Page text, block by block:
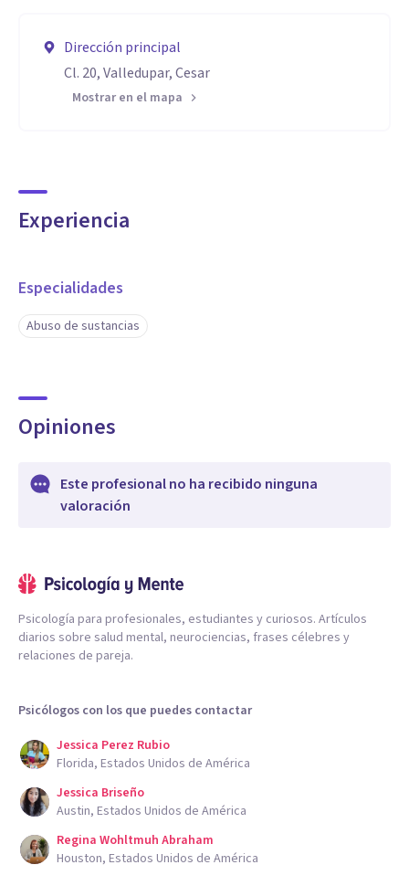
Dirección principal
Cl. 20, Valledupar, Cesar
Mostrar en el mapa
Experiencia
Especialidades
Abuso de sustancias
Opiniones
Este profesional no ha recibido ninguna
valoración
Psicología para profesionales, estudiantes y curiosos. Artículos
diarios sobre salud mental, neurociencias, frases célebres y
relaciones de pareja.
Psicólogos con los que puedes contactar
Jessica Perez Rubio
Florida, Estados Unidos de América
Jessica Briseño
Austin, Estados Unidos de América
Regina Wohltmuh Abraham
Houston, Estados Unidos de América